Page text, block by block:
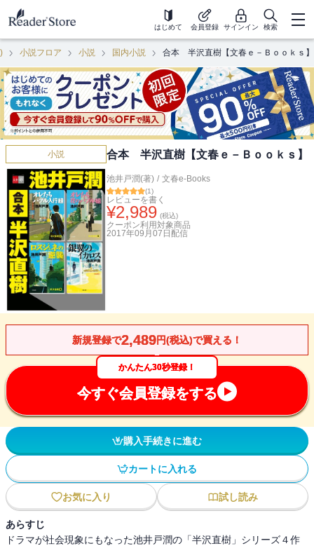
はじめて 会員登録 サインイン 検索
小説フロア 小説 国内小説 合本 半沢直樹【文春ｅ－Ｂｏｏｋｓ】
小説 合本 半沢直樹【文春ｅ－Ｂｏｏｋｓ】
池井戸潤(著) / 文春e-Books
(1)
レビューを書く
¥2,989 (税込)
クーポン利用対象商品
2017年09月07日 配信
新規登録で2,489円(税込)で買える！
かんたん30秒登録！
今すぐ会員登録をする
購入手続きに進む
カートに入れる
お気に入り 試し読み
あらすじ
ドラマが社会現象にもなった池井戸潤の「半沢直樹」シリーズ４作